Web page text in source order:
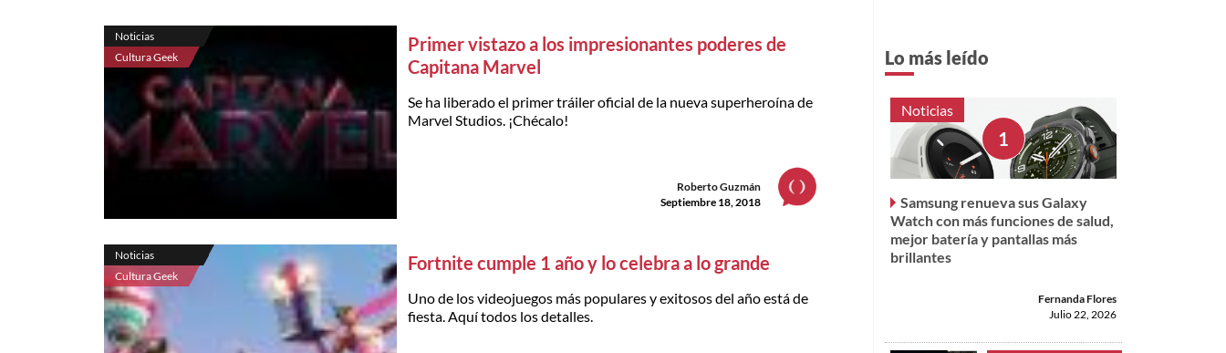
Noticias
Cultura Geek
Primer vistazo a los impresionantes poderes de
Capitana Marvel
Se ha liberado el primer tráiler oficial de la nueva superheroína de
Marvel Studios. ¡Chécalo!
Roberto Guzmán
Septiembre 18, 2018
Noticias
Cultura Geek
Fortnite cumple 1 año y lo celebra a lo grande
Uno de los videojuegos más populares y exitosos del año está de
fiesta. Aquí todos los detalles.
Lo más leído
Noticias
Samsung renueva sus Galaxy
Watch con más funciones de salud,
mejor batería y pantallas más
brillantes
Fernanda Flores
Julio 22, 2026